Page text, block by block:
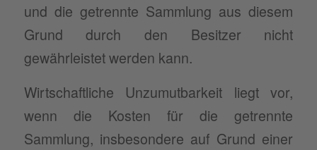
und die getrennte Sammlung aus diesem
Grund durch den Besitzer nicht
gewährleistet werden kann.
Wirtschaftliche Unzumutbarkeit liegt vor,
wenn die Kosten für die getrennte
Sammlung, insbesondere auf Grund einer